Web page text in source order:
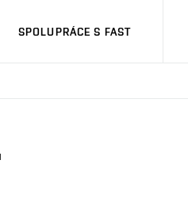
SPOLUPRÁCE S FAST